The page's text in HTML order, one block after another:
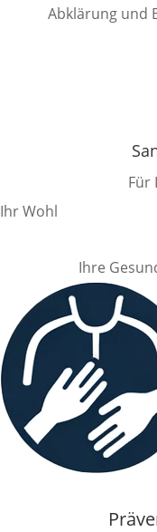
Abklärung und
Für
Ihr Wohl
Ihre